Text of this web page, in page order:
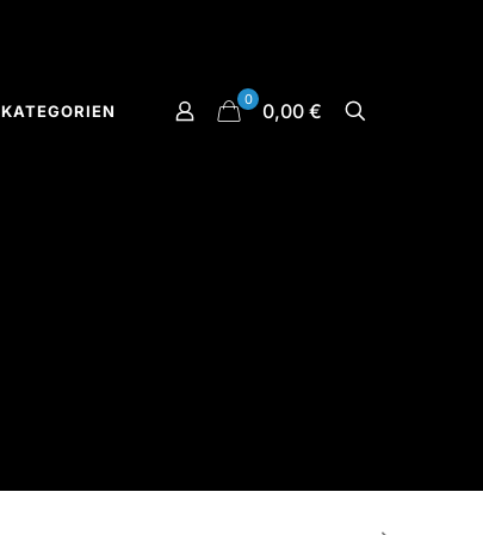
KATEGORIEN
0 0,00 €